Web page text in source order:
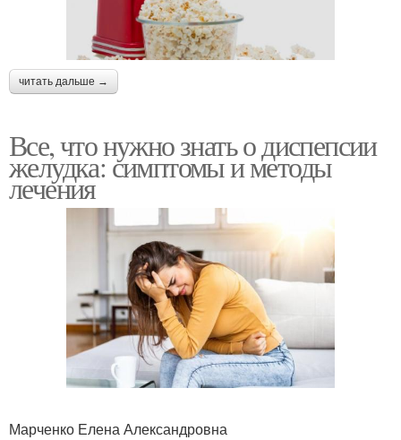
читать дальше →
Все, что нужно знать о диспепсии
желудка: симптомы и методы
лечения
Марченко Елена Александровна